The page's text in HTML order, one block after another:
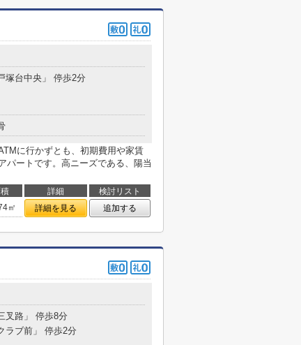
塚台中央」 停歩2分
に行かずとも、初期費用や家賃
パートです。高ニーズである、陽当
詳細
検討リスト
㎡ 詳細を見る 追加する
叉路」 停歩8分
ラブ前」 停歩2分